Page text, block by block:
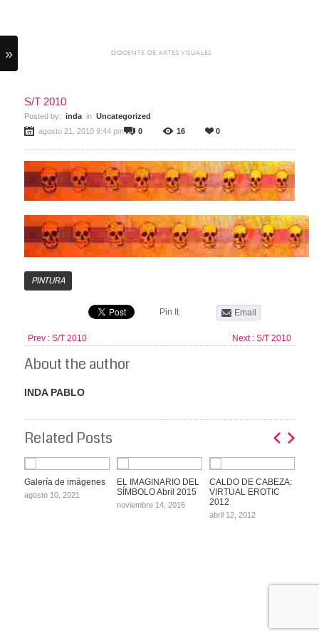
»
S/T 2010
Posted by: inda in Uncategorized
agosto 21, 2010 9:44 pm
0 16 0
PINTURA
Pin It Email
Prev : S/T 2010 Next :S/T 2010
About the author
INDA PABLO
Related Posts
Galería de imágenes
agosto 10, 2021
EL IMAGINARIO DEL
SÍMBOLO Abril 2015
noviembre 14, 2016
CALDO DE CABEZA:
VIRTUAL EROTIC
2012
abril 12, 2012